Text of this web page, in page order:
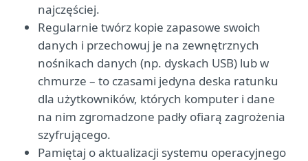
najczęściej.
Regularnie twórz kopie zapasowe swoich
danych i przechowuj je na zewnętrznych
nośnikach danych (np. dyskach USB) lub w
chmurze – to czasami jedyna deska ratunku
dla użytkowników, których komputer i dane
na nim zgromadzone padły ofiarą zagrożenia
szyfrującego.
Pamiętaj o aktualizacji systemu operacyjnego